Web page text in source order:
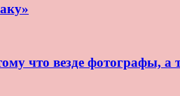
что везде фотографы, а